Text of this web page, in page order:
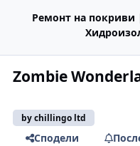
Ремонт на
Zombie
by chillingo ltd
Сподели